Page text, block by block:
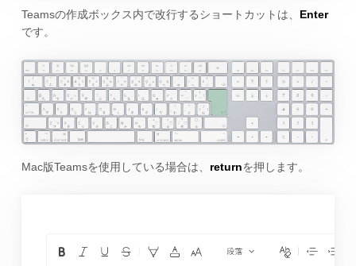
Teamsの作成ボックス内で改行するショートカットは、 Enter
です。
Mac版Teamsを使用している場合は、 returnを押します。